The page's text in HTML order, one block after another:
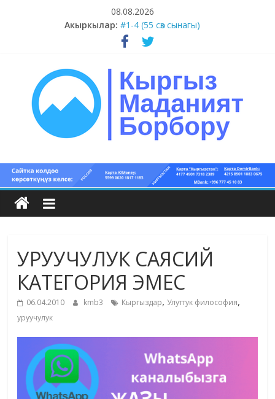
08.08.2026
Акыркылар: #1-4 (55 сөз сынагы)
#13-14 (55 сөз сынагы)
#11-12 (55 сөз сынагы)
#5-8 (55 сөз сынагы)
Кыргыз
маданият
Кыргыз
маданияты
жана
адабияты
УРУУЧУЛУК САЯСИЙ
КАТЕГОРИЯ ЭМЕС
06.04.2010 kmb3 Кыргыздар, Улуттук философия,
уруучулук